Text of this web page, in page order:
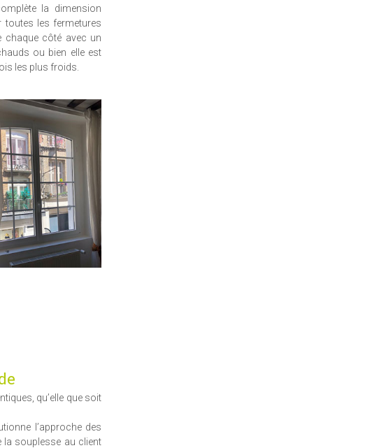
la dimension
toutes les fermetures
chaque côté avec un
ou bien elle est
les plus froids.
qu’elle que soit
l’approche des
la souplesse au client